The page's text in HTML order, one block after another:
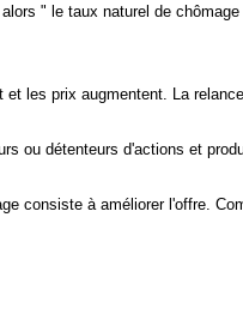
" le taux naturel de
les prix augmentent. La
ou détenteurs d'actions et
consiste à améliorer l'offre.